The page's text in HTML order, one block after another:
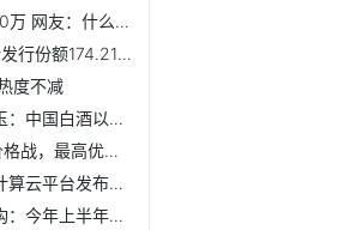
七夕来了！廉价钻戒月销10万 网友：什么是爱情？【附婚庆市...
上周新成立基金20只 合计发行份额174.21亿份
度不减
中国酒业协会理事长宋书玉：中国白酒以香型划分的时代已经结...
理想也“绷不住”了？加入价格战，最高优惠2万多【附混合动力...
重磅！全国最大规模量子计算云平台发布【附量子计算行业市场...
连续十一季度正增长！机构：今年上半年中国折叠屏手机销量同...